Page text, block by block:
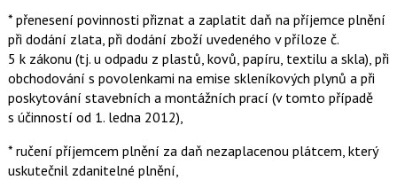
* přenesení povinnosti přiznat a zaplatit daň na příjemce plnění
při dodání zlata, při dodání zboží uvedeného v příloze č.
5 k zákonu (tj. u odpadu z plastů, kovů, papíru, textilu a skla), při
obchodování s povolenkami na emise skleníkových plynů a při
poskytování stavebních a montážních prací (v tomto případě
s účinností od 1. ledna 2012),
* ručení příjemcem plnění za daň nezaplacenou plátcem, který
uskutečnil zdanitelné plnění,